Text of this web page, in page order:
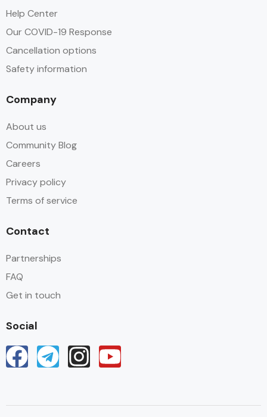
Help Center
Our COVID-19 Response
Cancellation options
Safety information
Company
About us
Community Blog
Careers
Privacy policy
Terms of service
Contact
Partnerships
FAQ
Get in touch
Social